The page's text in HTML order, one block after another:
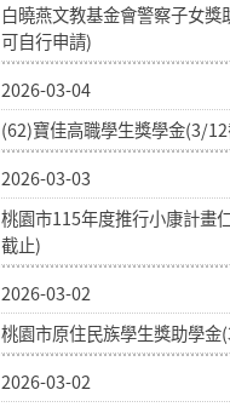
白曉燕文教基金會警察子女獎
可自行申請)
2026-03-04
(62)寶佳高職學生獎學金(3/
2026-03-03
桃園市115年度推行小康計畫
截止)
2026-03-02
桃園市原住民族學生獎助學金
2026-03-02